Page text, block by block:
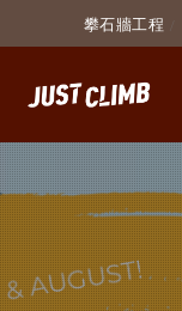
攀石牆工程